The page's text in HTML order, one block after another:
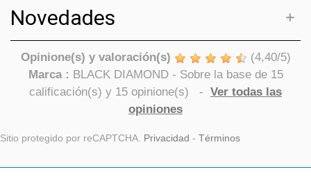
Novedades
Opinione(s) y valoración(s) (4,40/5)
Marca : BLACK DIAMOND- Sobre la base de 15
calificación(s) y 15 opinione(s) - Ver todas las
opiniones
Sitio protegido por reCAPTCHA. Privacidad - Términos